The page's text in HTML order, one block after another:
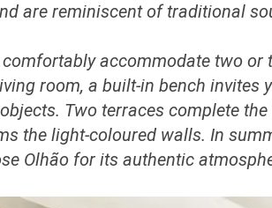
are reminiscent of traditional
accommodate two or
room, a built-in bench invites
Two terraces complete
the light-coloured walls. In
Olhão for its authentic